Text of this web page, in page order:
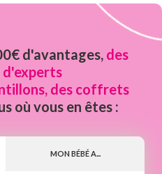
d'avantages, des
d'experts
des coffrets
où vous en êtes :
MON BÉBÉ A...